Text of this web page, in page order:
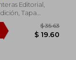
Editorial,
Tapa